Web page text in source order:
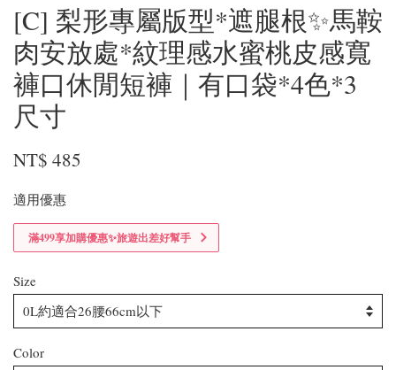
[C] 梨形專屬版型*遮腿根✨馬鞍
肉安放處*紋理感水蜜桃皮感寬
褲口休閒短褲｜有口袋*4色*3
尺寸
NT$ 485
適用優惠
滿499享加購優惠✨旅遊出差好幫手
Size
Color